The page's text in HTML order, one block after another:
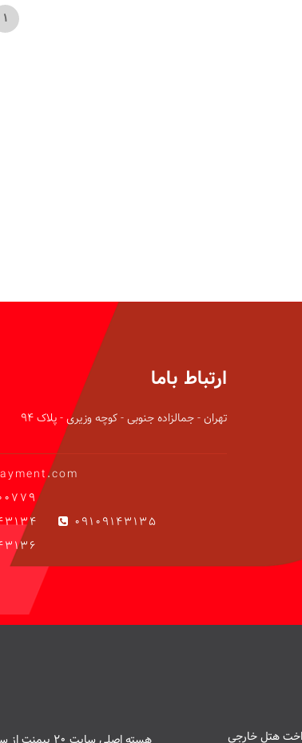
1
ارتباط باما
تهران - جمالزاده جنوبی - کوچه وزیری - پلاک 94
09109143135
هتل خارجی